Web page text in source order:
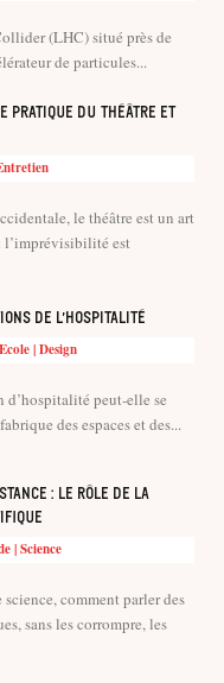
(LHC) situé près de
de particules...
pratique du théâtre et
le théâtre est un art
l’imprévisibilité est
de l’hospitalité
| Design
peut-elle se
des espaces et des...
: le rôle de la
| Science
comment parler des
sans les corrompre, les